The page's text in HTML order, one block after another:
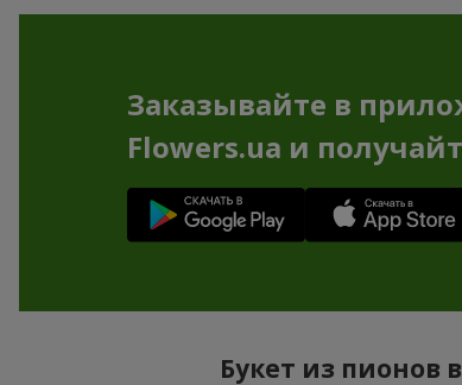
Заказывайте в
Flowers.ua и
Букет из пионов